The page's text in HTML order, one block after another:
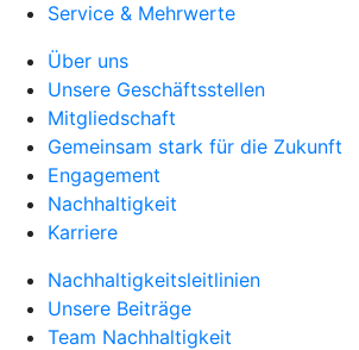
Service & Mehrwerte
Über uns
Unsere Geschäftsstellen
Mitgliedschaft
Gemeinsam stark für die Zukunft
Engagement
Nachhaltigkeit
Karriere
Nachhaltigkeitsleitlinien
Unsere Beiträge
Team Nachhaltigkeit